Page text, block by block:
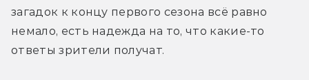
загадок к концу первого сезона всё равно
немало, есть надежда на то, что какие-то
ответы зрители получат.